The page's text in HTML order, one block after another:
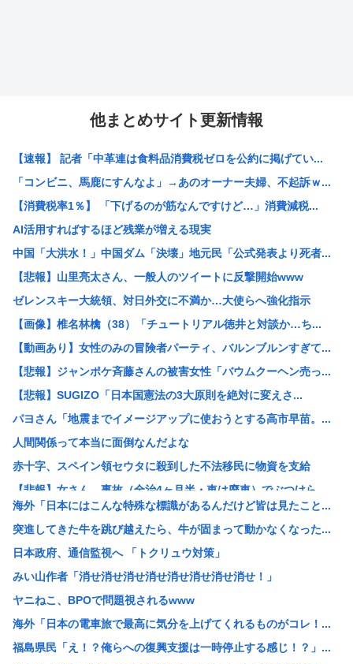
他まとめサイト更新情報
【速報】 記者「中革連は食料品消費税ゼロを公約に掲げてい...
「コンビニ、馬鹿にすんなよ」→あのオーナー夫婦、不起訴ｗ...
【消費税率1％】 「下げるのが筋なんですけど…」消費減税...
AI活用すればするほど残業が増える現実
中国「大洪水！」中国ダム「決壊」地元民「公式発表より死者...
【悲報】山里亮太さん、一般人のツイートに反撃開始www
ゼレンスキー大統領、対日外交に不満か…大使らへ強化指示
【画像】椎名林檎（38）「チュートリアル徳井と対談か…ち...
【動画あり】女性のみの冒険者パーティ、バルンブルンすぎて...
【悲報】ジャンポケ斉藤さんの被害女性「バウムクーヘン売っ...
【悲報】SUGIZO「日本国憲法の3大原則を絶対に変えさ...
パヨさん「地震までイメージアップに使おうとする高市早苗。...
人間関係って本当に面倒なんだよな
赤十字、スペイン領セウタに殺到した不法移民に物資を支給
【悲報】女さん、事故（全治4ヶ月半・車は廃車）でぶつけら...
高市早苗熊本視察PVを映像ディレクターが本気で分析した結...
ゼレンスキー大統領「日本の支援は大きくない」3兆円も支援...
【ひろゆき他】Xのインフルエンサー達「高市さぁ、為替介入...
前泊博盛氏「私が総理大臣になったら中国に謝罪しに行きます...
【画像】ひなこのーと作者、またも一線を超える(朝活～くぱ...
【速報】NHKの性被害問題、性加害した番組出演者が衝撃告...
仲居さんに「ありがとう」と言うエッヂャー、袋叩きにされて...
海外「日本にはこんな特殊な標識があるんだけど皆は見たこと...
突進してきた牛を跳び越えたら、牛が固まって動かなくなった...
日本政府、通信監視へ 「トクリュウ対策」
みい山作者「消せ消せ消せ消せ消せ消せ消せ消せ！」
ヤニねこ、BPOで問題視されるwww
海外「日本の電車旅で最高に気分を上げてくれるものがコレ！...
福島県民「え！？俺らへの復興支援は一時停止する感じ！？」...